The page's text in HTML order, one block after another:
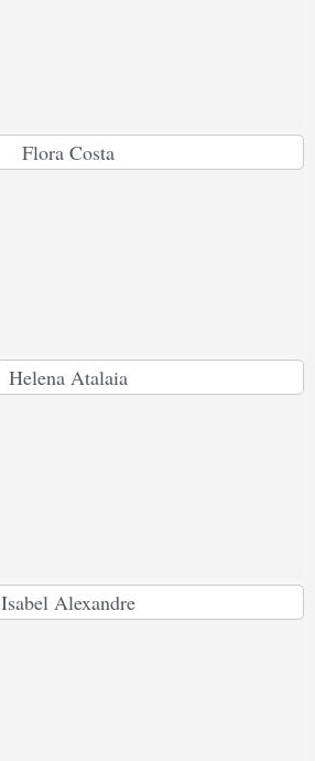
Flora Costa
Helena Atalaia
Isabel Alexandre